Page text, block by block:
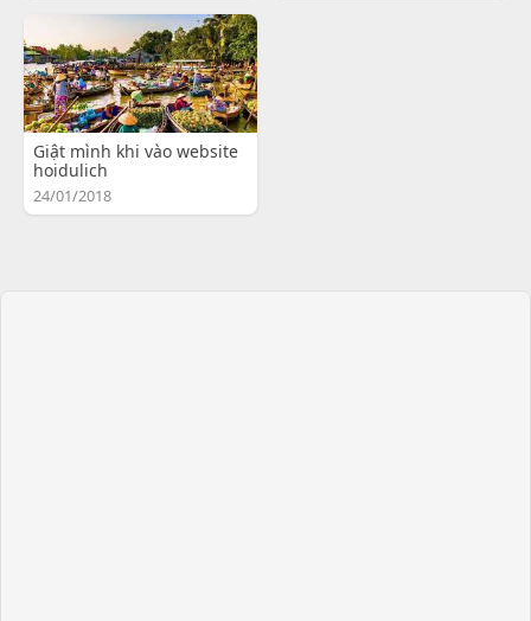
Giật mình khi vào website
hoidulich
24/01/2018